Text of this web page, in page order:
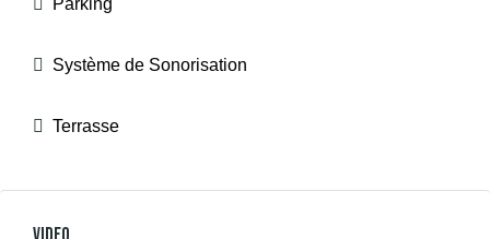
Parking
Système de Sonorisation
Terrasse